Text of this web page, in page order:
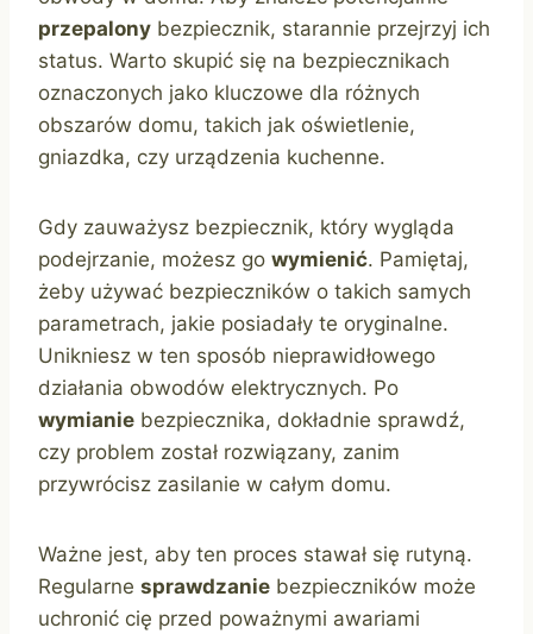
przepalony bezpiecznik, starannie przejrzyj ich
status. Warto skupić się na bezpiecznikach
oznaczonych jako kluczowe dla różnych
obszarów domu, takich jak oświetlenie,
gniazdka, czy urządzenia kuchenne.
Gdy zauważysz bezpiecznik, który wygląda
podejrzanie, możesz go wymienić. Pamiętaj,
żeby używać bezpieczników o takich samych
parametrach, jakie posiadały te oryginalne.
Unikniesz w ten sposób nieprawidłowego
działania obwodów elektrycznych. Po
wymianie bezpiecznika, dokładnie sprawdź,
czy problem został rozwiązany, zanim
przywrócisz zasilanie w całym domu.
Ważne jest, aby ten proces stawał się rutyną.
Regularne sprawdzanie bezpieczników może
uchronić cię przed poważnymi awariami